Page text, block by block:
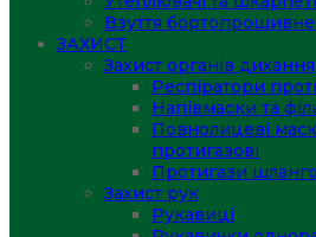
Взуття
ЗАХИСТ
Захист органів дихання
Респіратори
Напівмаски та
Повнолицеві
протигазові
Протигази
Захист рук
Рукавиці